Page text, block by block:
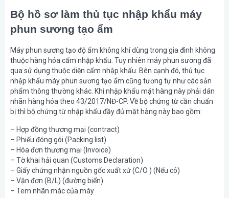
Bộ hồ sơ làm thủ tục nhập khẩu máy
phun sương tạo ẩm
Máy phun sương tạo độ ẩm không khí dùng trong gia đình không
thuộc hàng hóa cấm nhập khẩu. Tuy nhiên máy phun sương đã
qua sử dụng thuộc diện cấm nhập khẩu. Bên cạnh đó, thủ tục
nhập khẩu máy phun sương tạo ẩm cũng tương tự như các sản
phẩm thông thường khác. Khi nhập khẩu mặt hàng này phải dán
nhãn hàng hóa theo 43/2017/NĐ-CP. Về bộ chứng từ cần chuẩn
bị thì bộ chứng từ nhập khẩu đầy đủ mặt hàng này bao gồm:
– Hợp đồng thương mại (contract)
– Phiếu đóng gói (Packing list)
– Hóa đơn thương mại (Invoice)
– Tờ khai hải quan (Customs Declaration)
– Giấy chứng nhận nguồn gốc xuất xứ (C/O ) (Nếu có)
– Vận đơn (B/L) (đường biển)
– Tem nhãn mác của máy